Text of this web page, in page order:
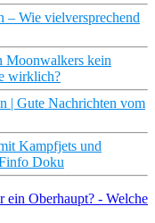
– Wie vielversprechend
Moonwalkers kein
wirklich?
| Gute Nachrichten vom
Kampfjets und
Doku
ein Oberhaupt? - Welche